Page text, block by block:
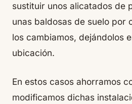
sustituir unos alicatados de
unas baldosas de suelo por
los cambiamos, dejándolos
ubicación.
En estos casos ahorramos
modificamos dichas